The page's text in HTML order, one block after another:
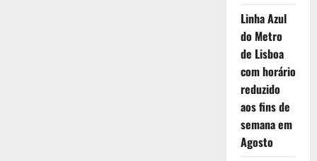
Linha Azul
do Metro
de Lisboa
com horário
reduzido
aos fins de
semana em
Agosto